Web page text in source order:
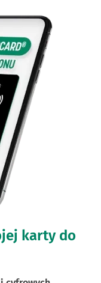
karty do